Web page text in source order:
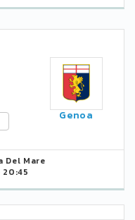
Genoa
Del Mare